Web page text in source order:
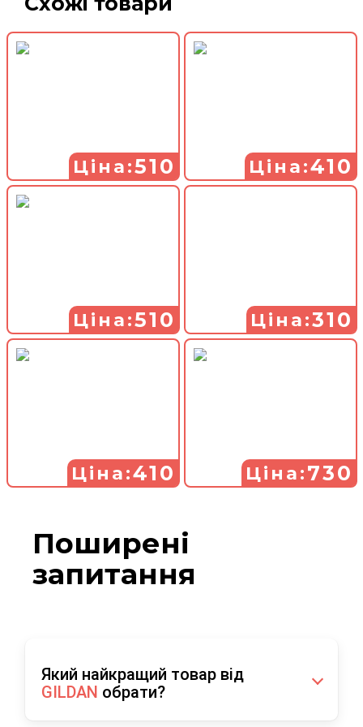
Ціна:510 Ціна:410
Ціна:510 Ціна:310
Ціна:410 Ціна:730
Поширені
запитання
Який найкращий товар від
GILDAN обрати?